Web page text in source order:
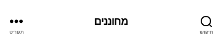
חיפוש
מחוננים
תפריט